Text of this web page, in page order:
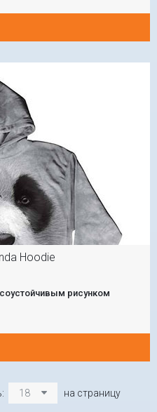
Hoodie
рисунком
18 на страницу